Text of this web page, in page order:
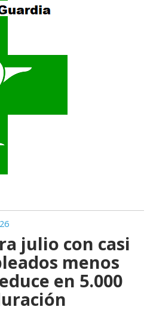
julio con casi
menos
en 5.000